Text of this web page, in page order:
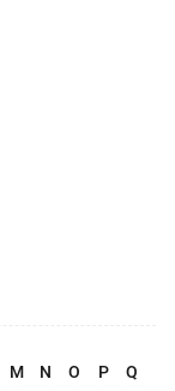
M N O P Q